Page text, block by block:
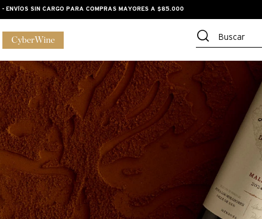
- ENVÍOS SIN CARGO PARA COMPRAS MAYORES A $85.000
CyberWine
Buscar